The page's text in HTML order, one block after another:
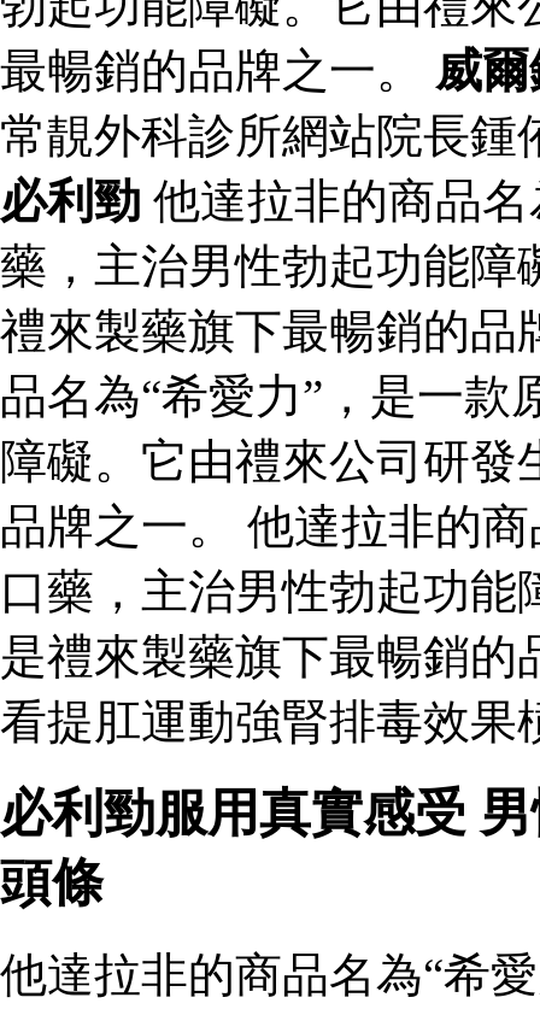
最暢銷的品牌之一。 威
常靚外科診所網站院長鍾
必利勁 他達拉非的商品
藥，主治男性勃起功能障
禮來製藥旗下最暢銷的品
品名為“希愛力”，是一
障礙。它由禮來公司研
品牌之一。 他達拉非的
口藥，主治男性勃起功
是禮來製藥旗下最暢銷
看提肛運動強腎排毒效果
必利勁服用真實感受
頭條
他達拉非的商品名為“希